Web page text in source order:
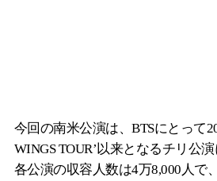
今回の南米公演は、BTSにとって
WINGS TOUR’以来となるチリ公
各公演の収容人数は4万8,000人で